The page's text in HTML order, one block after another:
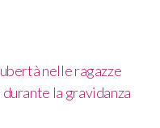
nelle ragazze
la gravidanza